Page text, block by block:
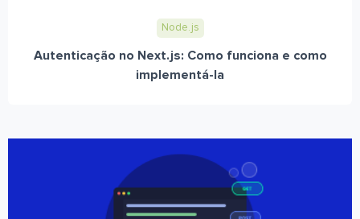
Node.js
Autenticação no Next.js: Como funciona e como
implementá-la